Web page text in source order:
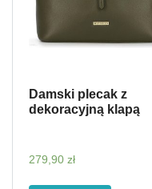
Damski plecak z
dekoracyjną klapą
279,90 zł